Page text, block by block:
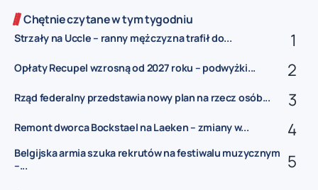
Chętnie czytane w tym tygodniu
Strzały na Uccle – ranny mężczyzna trafił do...
Opłaty Recupel wzrosną od 2027 roku – podwyżki...
Rząd federalny przedstawia nowy plan na rzecz osób...
Remont dworca Bockstael na Laeken – zmiany w...
Belgijska armia szuka rekrutów na festiwalu muzycznym
–...